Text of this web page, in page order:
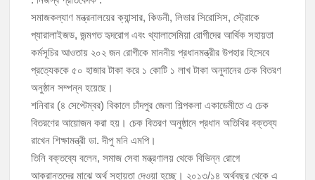
চাঁদপুর-৫ আসনের সাবেক এমপি এম এ মতিনের কবর জিয়ারত করলেন সম্ভাব্য মেয়র
প্রার্থী অ্যাডভোকেট ওমর ফারুক খান টিটু
চাঁদপুর পৌর বিএনপির উপদেষ্টা মন্ডলীসহ ১০১ সদস্য বিশিষ্ট পূর্ণাঙ্গ কমিটি অনুমোদন
হাইমচরের হালিম চত্বরের দোকান উচ্ছেদ, ১০ হাজার টাকা জরিমানা
মঞ্চে নয়, নেতাকর্মীদের সারিতে বসে মতবিনিময় করলেন শিক্ষামন্ত্রী আ,ন,ম এহসানুল
হক মিলন
সমাজকল্যাণ মন্ত্রনালয়ের ক্যান্সার, কিডনী, লিভার সিরোসিস, স্ট্রোকে
প্যারালাইজড, জন্মগত হৃদরোগ এবং থ্যালাসেমিয়া রোগীদের আর্থিক সহায়তা
কর্মসূচির আওতায় ২০২ জন রোগীকে মাননীয় প্রধানমন্ত্রীর উপহার হিসেবে
প্রত্যেককে ৫০ হাজার টাকা করে ১ কোটি ১ লাখ টাকা অনুদানের চেক বিতরণ
অনুষ্ঠান সম্পন্ন হয়েছে।
শনিবার (৪ সেপ্টেম্বর) বিকালে চাঁদপুর জেলা শিল্পকলা একাডেমীতে এ চেক
বিতরণের আয়োজন করা হয়। চেক বিতরণ অনুষ্ঠানে প্রধান অতিথির বক্তব্য
রাখেন শিক্ষামন্ত্রী ডা. দীপু মনি এমপি।
তিনি বক্তব্যে বলেন, সমাজ সেবা মন্ত্রণালয় থেকে বিভিন্ন রোগে
আক্রান্তদের মাঝে অর্থ সহায়তা দেওয়া হচ্ছে। ২০১৩/১৪ অর্থবছর থেকে এ